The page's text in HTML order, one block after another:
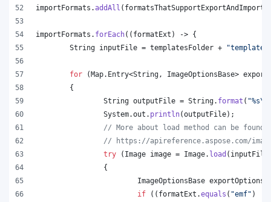
importFormats .addAll ( formatsThatSupportExportAndImport
importFormats . forEach(( formatExt ) -> {
String inputFile = templatesFolder +
for (Map. Entry<String , ImageOptionsBase>
	{
String outputFile = String. format ( "%s\\
System.out . println(outputFile);
// More about load method can be found
// https://apireference.aspose.com/
try ( Image image = Image. load ( inputFile
		{
ImageOptionsBase exportOptions
if (( formatExt .equals ( "emf" )